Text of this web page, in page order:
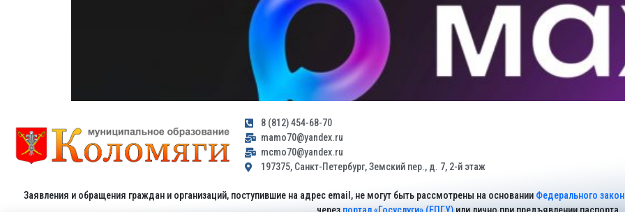
8 (812) 454-68-70
mamo70@yandex.ru
mcmo70@yandex.ru
197375, Санкт-Петербург, Земский пер., д. 7, 2-й этаж
Заявления и обращения граждан и организаций, поступившие на адрес email, не могут быть рассмотрены на основании Федерального